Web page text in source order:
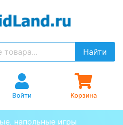
Найти
Войти Корзина
напольные игры